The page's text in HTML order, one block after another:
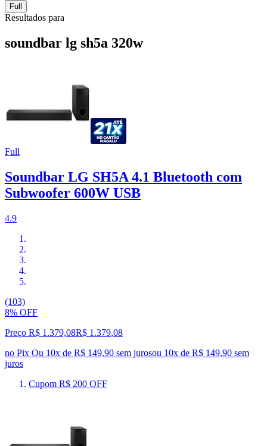
Full
Resultados para
soundbar lg sh5a 320w
Full
Soundbar LG SH5A 4.1 Bluetooth com
Subwoofer 600W USB
4.9
(103)
8% OFF
Preço R$ 1.379,08R$ 1.379,08
no Pix Ou 10x de R$ 149,90 sem jurosou 10x de R$ 149,90 sem
juros
Cupom R$ 200 OFF